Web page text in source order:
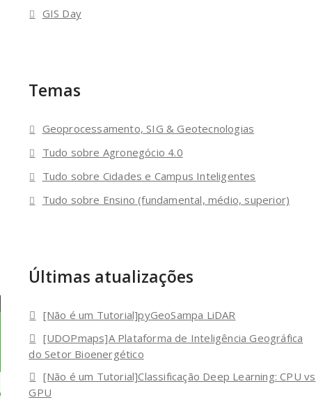
GIS Day
Temas
Geoprocessamento, SIG & Geotecnologias
Tudo sobre Agronegócio 4.0
Tudo sobre Cidades e Campus Inteligentes
Tudo sobre Ensino (fundamental, médio, superior)
Últimas atualizações
[Não é um Tutorial]pyGeoSampa LiDAR
[UDOPmaps]A Plataforma de Inteligência Geográfica
do Setor Bioenergético
[Não é um Tutorial]Classificação Deep Learning: CPU vs
GPU